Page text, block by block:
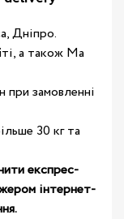
Дніпро.
а також Ма
при замовленні
30 кг та
експрес-
інтернет-